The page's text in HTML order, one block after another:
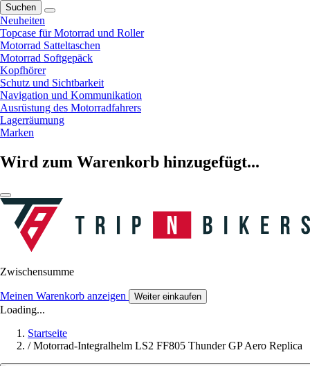
Suchen
Neuheiten
Topcase für Motorrad und Roller
Motorrad Satteltaschen
Motorrad Softgepäck
Kopfhörer
Schutz und Sichtbarkeit
Navigation und Kommunikation
Ausrüstung des Motorradfahrers
Lagerräumung
Marken
Wird zum Warenkorb hinzugefügt...
Zwischensumme
Meinen Warenkorb anzeigen Weiter einkaufen
Loading...
Startseite
/ Motorrad-Integralhelm LS2 FF805 Thunder GP Aero Replica